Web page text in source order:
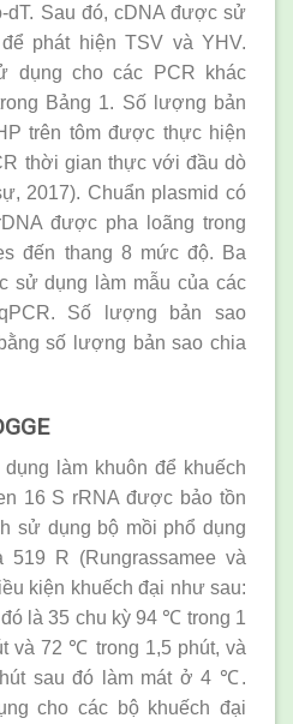
dT. Sau đó, cDNA được sử
phát hiện TSV và YHV.
dụng cho các PCR khác
Bảng 1. Số lượng bản
trên tôm được thực hiện
thời gian thực với đầu dò
2017). Chuẩn plasmid có
được pha loãng trong
đến thang 8 mức độ. Ba
sử dụng làm mẫu của các
Số lượng bản sao
số lượng bản sao chia
làm khuôn để khuếch
16 S rRNA được bảo tồn
sử dụng bộ mồi phổ dụng
R (Rungrassamee và
kiện khuếch đại như sau:
là 35 chu kỳ 94 ℃ trong 1
và 72 ℃ trong 1,5 phút, và
sau đó làm mát ở 4 ℃.
cho các bộ khuếch đại